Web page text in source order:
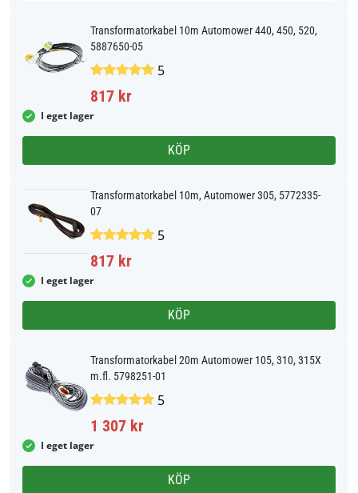
Transformatorkabel 10m Automower 440, 450, 520,
5887650-05
5
817 kr
I eget lager
KÖP
Transformatorkabel 10m, Automower 305, 5772335-
07
5
817 kr
I eget lager
KÖP
Transformatorkabel 20m Automower 105, 310, 315X
m.fl. 5798251-01
5
1 307 kr
I eget lager
KÖP